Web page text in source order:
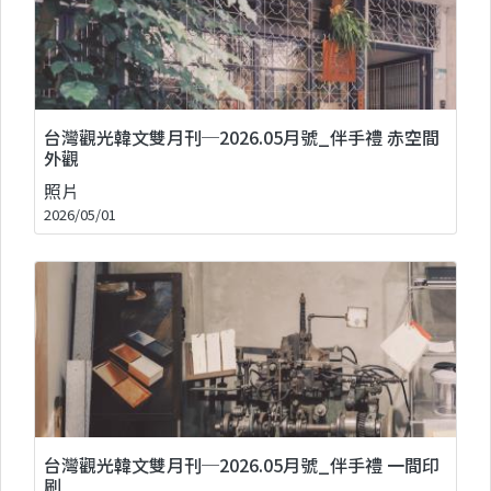
台灣觀光韓文雙月刊─2026.05月號_伴手禮 赤空間
外觀
照片
2026/05/01
台灣觀光韓文雙月刊─2026.05月號_伴手禮 一間印
刷